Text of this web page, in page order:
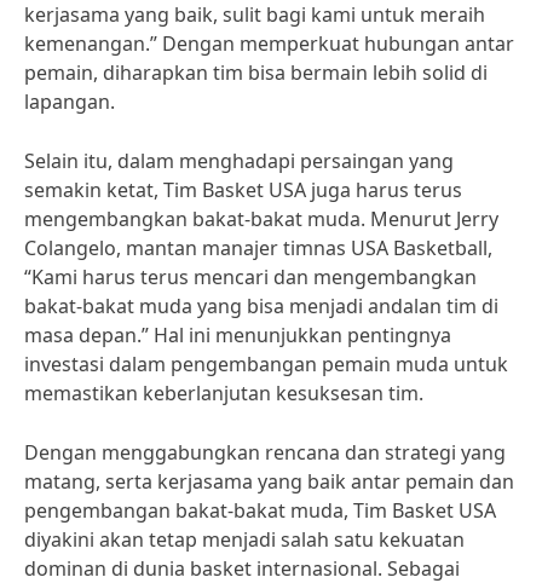
kerjasama yang baik, sulit bagi kami untuk meraih
kemenangan.” Dengan memperkuat hubungan antar
pemain, diharapkan tim bisa bermain lebih solid di
lapangan.
Selain itu, dalam menghadapi persaingan yang
semakin ketat, Tim Basket USA juga harus terus
mengembangkan bakat-bakat muda. Menurut Jerry
Colangelo, mantan manajer timnas USA Basketball,
“Kami harus terus mencari dan mengembangkan
bakat-bakat muda yang bisa menjadi andalan tim di
masa depan.” Hal ini menunjukkan pentingnya
investasi dalam pengembangan pemain muda untuk
memastikan keberlanjutan kesuksesan tim.
Dengan menggabungkan rencana dan strategi yang
matang, serta kerjasama yang baik antar pemain dan
pengembangan bakat-bakat muda, Tim Basket USA
diyakini akan tetap menjadi salah satu kekuatan
dominan di dunia basket internasional. Sebagai